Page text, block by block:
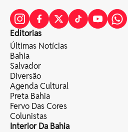
Editorias
Últimas Notícias
Bahia
Salvador
Diversão
Agenda Cultural
Preta Bahia
Fervo Das Cores
Colunistas
Interior Da Bahia